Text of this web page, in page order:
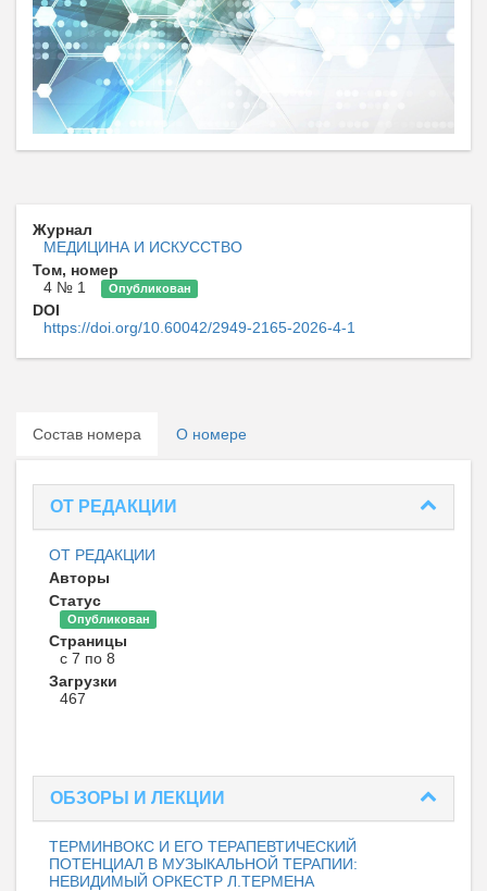
Журнал
МЕДИЦИНА И ИСКУССТВО
Том, номер
4 № 1
Опубликован
DOI
https://doi.org/10.60042/2949-2165-2026-4-1
Состав номера О номере
ОТ РЕДАКЦИИ
ОТ РЕДАКЦИИ
Авторы
Статус
Опубликован
Страницы
с 7 по 8
Загрузки
467
ОБЗОРЫ И ЛЕКЦИИ
ТЕРМИНВОКС И ЕГО ТЕРАПЕВТИЧЕСКИЙ
ПОТЕНЦИАЛ В МУЗЫКАЛЬНОЙ ТЕРАПИИ:
НЕВИДИМЫЙ ОРКЕСТР Л.ТЕРМЕНА